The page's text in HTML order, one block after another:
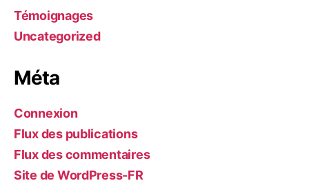
Témoignages
Uncategorized
Méta
Connexion
Flux des publications
Flux des commentaires
Site de WordPress-FR